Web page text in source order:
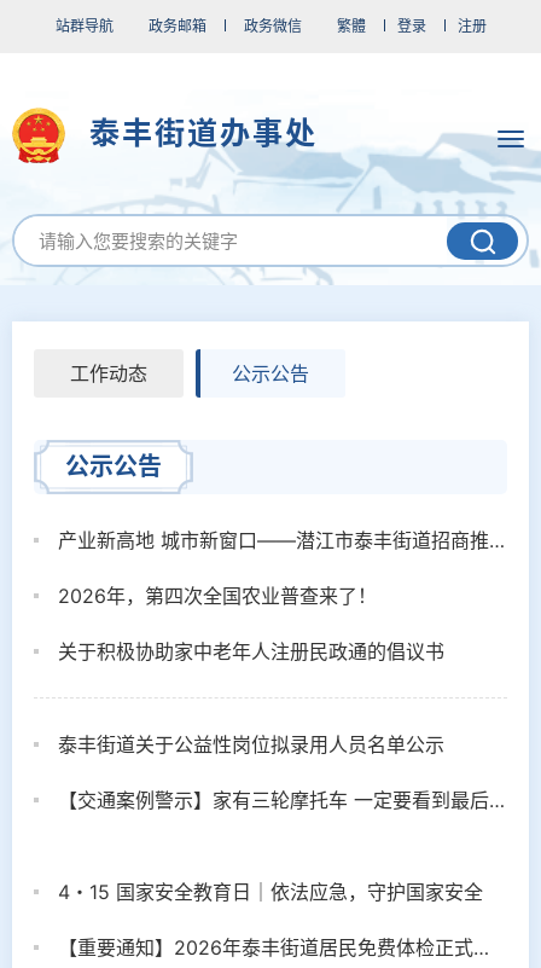
站群导航 政务邮箱 政务微信 繁體 登录 注册
泰丰街道办事处
工作动态 公示公告
公示公告
产业新高地 城市新窗口——潜江市泰丰街道招商推介
2026年，第四次全国农业普查来了！
关于积极协助家中老年人注册民政通的倡议书
泰丰街道关于公益性岗位拟录用人员名单公示
【交通案例警示】家有三轮摩托车 一定要看到最后！
4・15 国家安全教育日｜依法应急，守护国家安全
【重要通知】2026年泰丰街道居民免费体检正式启动